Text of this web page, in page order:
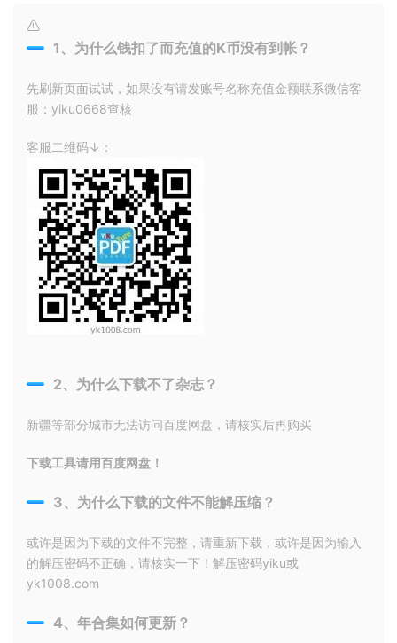
1、为什么钱扣了而充值的K币没有到帐？
先刷新页面试试，如果没有请发账号名称充值金额联系微信客
服：yiku0668查核
客服二维码↓：
2、为什么下载不了杂志？
新疆等部分城市无法访问百度网盘，请核实后再购买
下载工具请用百度网盘！
3、为什么下载的文件不能解压缩？
或许是因为下载的文件不完整，请重新下载，或许是因为输入
的解压密码不正确，请核实一下！解压密码yiku或
yk1008.com
4、年合集如何更新？